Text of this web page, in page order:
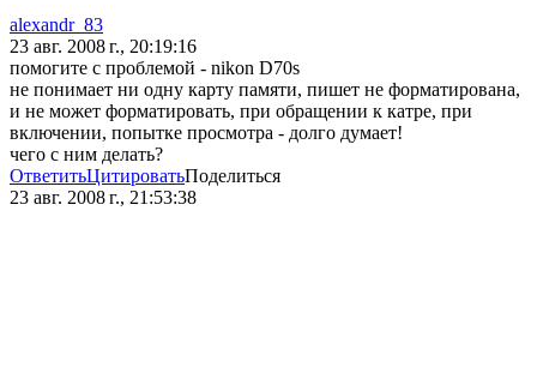
alexandr_83
23 авг. 2008 г., 20:19:16
помогите с проблемой - nikon D70s
не понимает ни одну карту памяти, пишет не форматирована,
и не может форматировать, при обращении к катре, при
включении, попытке просмотра - долго думает!
чего с ним делать?
ОтветитьЦитироватьПоделиться
23 авг. 2008 г., 21:53:38